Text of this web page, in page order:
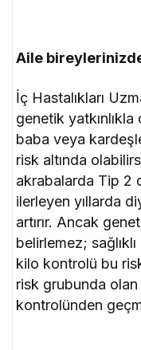
Aile
İç Hastalıkları
genetik yatkınlıkla
baba veya
risk altında
akrabalarda Tip 2
ilerleyen yıllarda
artırır. Ancak
belirlemez;
kilo kontrolü bu
risk grubunda
kontrolünden